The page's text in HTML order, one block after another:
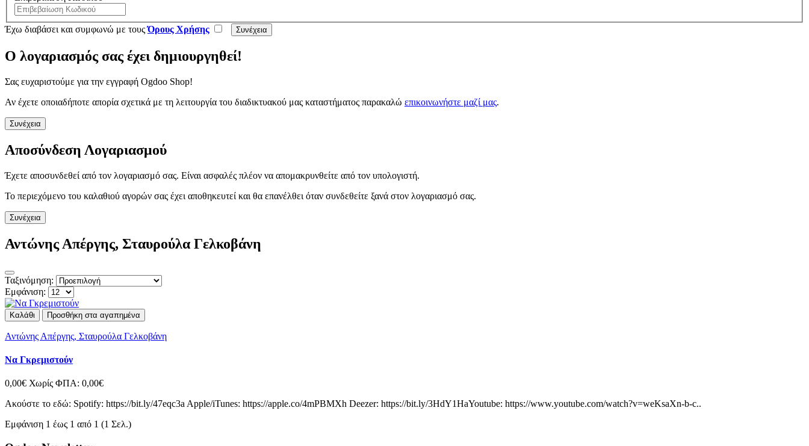
Έχω διαβάσει και συμφωνώ με τουςΌρους Χρήσης
Ο λογαριασμός σας έχει δημιουργηθεί!
Σας ευχαριστούμε για την εγγραφή Ogdoo Shop!
Αν έχετε οποιαδήποτε απορία σχετικά με τη λειτουργία του διαδικτυακού μας καταστήματος παρακαλώ επικοινωνήστε μαζί μας.
Συνέχεια
Αποσύνδεση Λογαριασμού
Έχετε αποσυνδεθεί από τον λογαριασμό σας. Είναι ασφαλές πλέον να απομακρυνθείτε από τον υπολογιστή.
Το περιεχόμενο του καλαθιού αγορών σας έχει αποθηκευτεί και θα επανέλθει όταν συνδεθείτε ξανά στον λογαριασμό σας.
Συνέχεια
Αντώνης Απέργης, Σταυρούλα Γελκοβάνη
Ταξινόμηση:
Εμφάνιση:
Καλάθι Προσθήκη στα αγαπημένα
Αντώνης Απέργης, Σταυρούλα Γελκοβάνη
Να Γκρεμιστούν
0,00€ Χωρίς ΦΠΑ: 0,00€
Ακούστε το εδώ: Spotify: https://bit.ly/47eqc3a Apple/iTunes: https://apple.co/4mPBMXh Deezer: https://bit.ly/3HdY1HaYoutube: https://www.youtube.com/watch?v=weKsaXn-b-c..
Εμφάνιση 1 έως 1 από 1 (1 Σελ.)